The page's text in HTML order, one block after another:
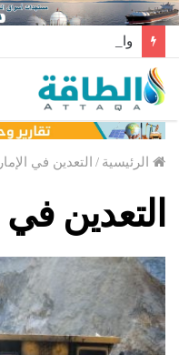
واردات الجزائر من
الرئيسية / التعدين في
التعدين